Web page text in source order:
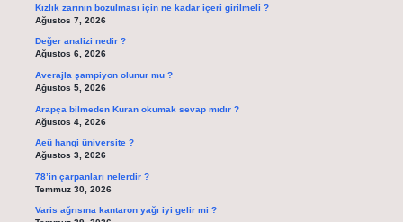
Kızlık zarının bozulması için ne kadar içeri girilmeli ?
Ağustos 7, 2026
Değer analizi nedir ?
Ağustos 6, 2026
Averajla şampiyon olunur mu ?
Ağustos 5, 2026
Arapça bilmeden Kuran okumak sevap mıdır ?
Ağustos 4, 2026
Aeü hangi üniversite ?
Ağustos 3, 2026
78’in çarpanları nelerdir ?
Temmuz 30, 2026
Varis ağrısına kantaron yağı iyi gelir mi ?